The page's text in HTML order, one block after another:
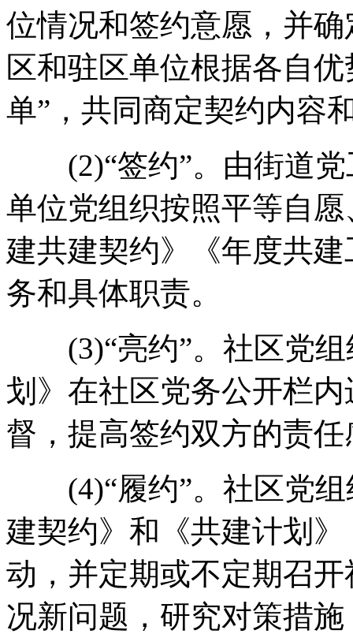
位情况和签约意愿，并
区和驻区单位根据各自
单”，共同商定契约内容
(2)“签约”。由街道党
单位党组织按照平等自
建共建契约》《年度共
务和具体职责。
(3)“亮约”。社区党组
划》在社区党务公开栏
督，提高签约双方的责任
(4)“履约”。社区党组
建契约》和《共建计划
动，并定期或不定期召
况新问题，研究对策措